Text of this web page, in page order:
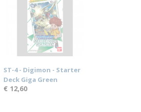
ST-4 - Digimon - Starter
Deck Giga Green
€ 12,60